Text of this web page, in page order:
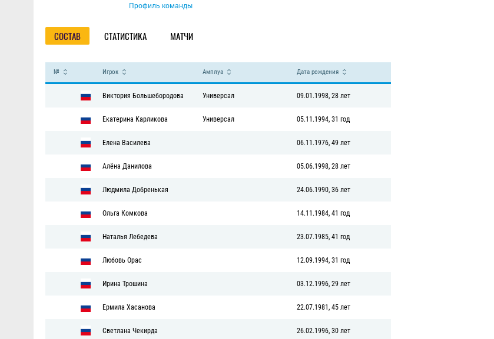
Профиль команды
СОСТАВ СТАТИСТИКА МАТЧИ
№ Игрок Амплуа Дата рождения
Виктория Большебородова Универсал 09.01.1998, 28 лет
Екатерина Карликова Универсал 05.11.1994, 31 год
Елена Василева 06.11.1976, 49 лет
Алёна Данилова 05.06.1998, 28 лет
Людмила Добренькая 24.06.1990, 36 лет
Ольга Комкова 14.11.1984, 41 год
Наталья Лебедева 23.07.1985, 41 год
Любовь Орас 12.09.1994, 31 год
Ирина Трошина 03.12.1996, 29 лет
Ермила Хасанова 22.07.1981, 45 лет
Светлана Чекирда 26.02.1996, 30 лет